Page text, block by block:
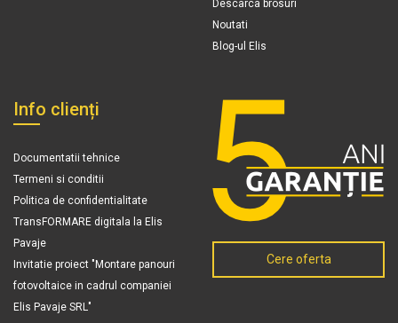
Descarca brosuri
Noutati
Blog-ul Elis
Info clienți
Documentatii tehnice
Termeni si conditii
Politica de confidentialitate
TransFORMARE digitala la Elis
Pavaje
Invitatie proiect "Montare panouri
fotovoltaice in cadrul companiei
Elis Pavaje SRL"
Cere oferta